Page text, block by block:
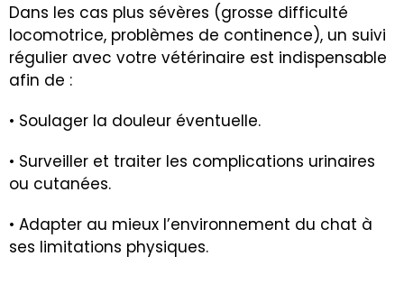
Dans les cas plus sévères (grosse difficulté
locomotrice, problèmes de continence), un suivi
régulier avec votre vétérinaire est indispensable
afin de :
• Soulager la douleur éventuelle.
• Surveiller et traiter les complications urinaires
ou cutanées.
• Adapter au mieux l’environnement du chat à
ses limitations physiques.